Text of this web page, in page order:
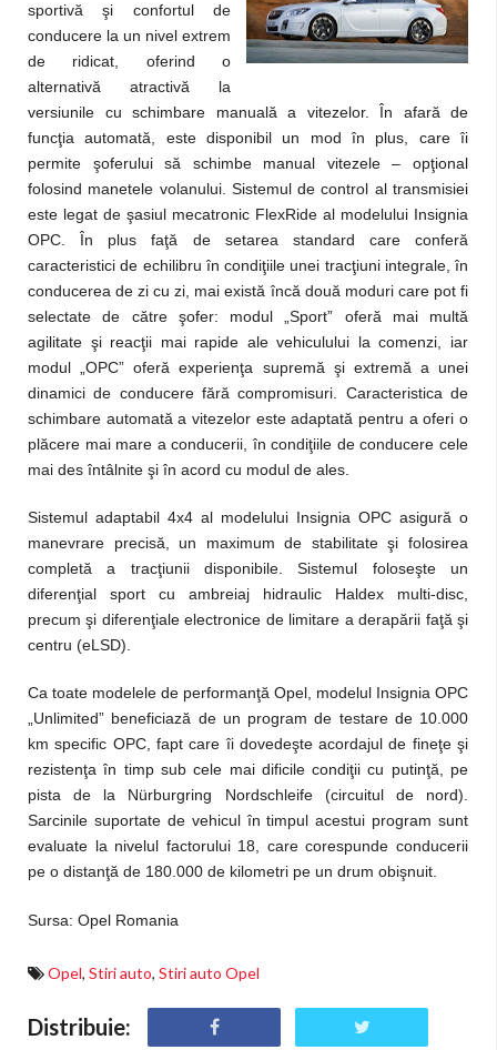
sportivă şi confortul de
conducere la un nivel extrem
de ridicat, oferind o
alternativă atractivă la
versiunile cu schimbare manuală a vitezelor. În afară de
funcţia automată, este disponibil un mod în plus, care îi
permite şoferului să schimbe manual vitezele – opţional
folosind manetele volanului. Sistemul de control al transmisiei
este legat de şasiul mecatronic FlexRide al modelului Insignia
OPC. În plus faţă de setarea standard care conferă
caracteristici de echilibru în condiţiile unei tracţiuni integrale, în
conducerea de zi cu zi, mai există încă două moduri care pot fi
selectate de către şofer: modul „Sport” oferă mai multă
agilitate şi reacţii mai rapide ale vehiculului la comenzi, iar
modul „OPC” oferă experienţa supremă şi extremă a unei
dinamici de conducere fără compromisuri. Caracteristica de
schimbare automată a vitezelor este adaptată pentru a oferi o
plăcere mai mare a conducerii, în condiţiile de conducere cele
mai des întâlnite şi în acord cu modul de ales.
Sistemul adaptabil 4x4 al modelului Insignia OPC asigură o
manevrare precisă, un maximum de stabilitate şi folosirea
completă a tracţiunii disponibile. Sistemul foloseşte un
diferenţial sport cu ambreiaj hidraulic Haldex multi-disc,
precum şi diferenţiale electronice de limitare a derapării faţă şi
centru (eLSD).
Ca toate modelele de performanţă Opel, modelul Insignia OPC
„Unlimited” beneficiază de un program de testare de 10.000
km specific OPC, fapt care îi dovedeşte acordajul de fineţe şi
rezistenţa în timp sub cele mai dificile condiţii cu putinţă, pe
pista de la Nürburgring Nordschleife (circuitul de nord).
Sarcinile suportate de vehicul în timpul acestui program sunt
evaluate la nivelul factorului 18, care corespunde conducerii
pe o distanţă de 180.000 de kilometri pe un drum obişnuit.
Sursa: Opel Romania
Opel, Stiri auto, Stiri auto Opel
Distribuie: